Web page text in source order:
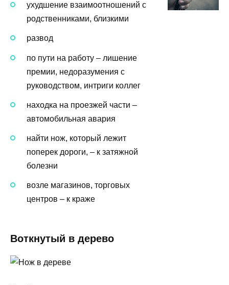
ухудшение взаимоотношений с
родственниками, близкими
развод
по пути на работу – лишение
премии, недоразумения с
руководством, интриги коллег
находка на проезжей части –
автомобильная авария
найти нож, который лежит
поперек дороги, – к затяжной
болезни
возле магазинов, торговых
центров – к краже
Воткнутый в дерево